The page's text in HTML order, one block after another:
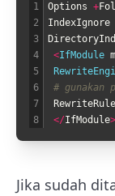
1
2
3
4
5
6
7
8
Options +
IndexIgnore
<IfModule
#
RewriteRule
</IfModule>
Jika sudah